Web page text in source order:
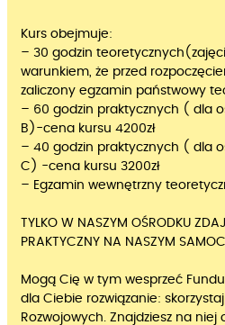
Kurs obejmuje:
– 30 godzin
warunkiem, że przed
zaliczony egzamin państwowy
– 60 godzin praktycznych ( dla
B)-cena kursu 4200zł
– 40 godzin praktycznych ( dla
C) -cena kursu 3200zł
– Egzamin wewnętrzny
TYLKO W NASZYM OŚRODKU
PRAKTYCZNY NA NASZYM
Mogą Cię w tym wesprzeć
dla Ciebie rozwiązanie: skorzystaj
Rozwojowych. Znajdziesz na niej